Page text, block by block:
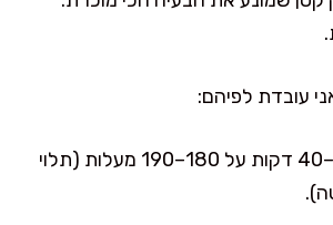
עובדת לפיהם:
• אפייה מכוסה: 30–40 דקות על 180–190 מעלות (תלוי